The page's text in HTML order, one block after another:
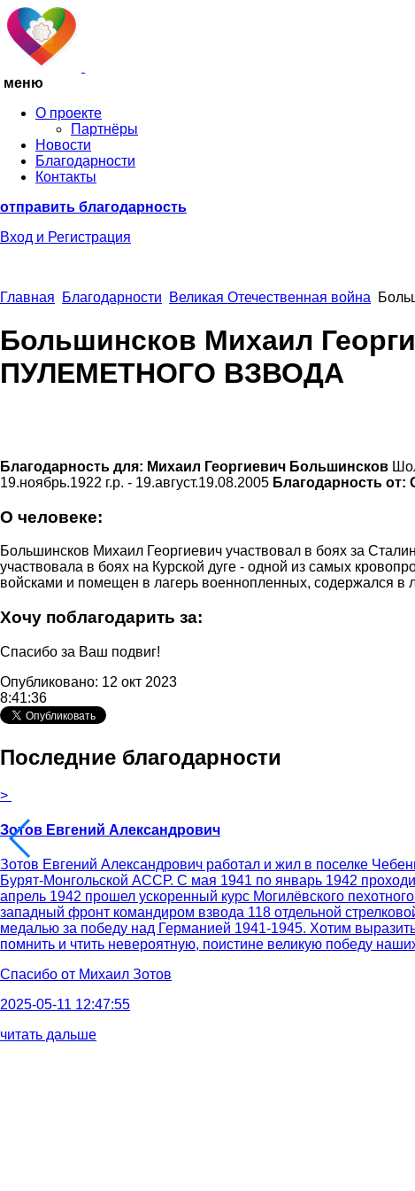
меню
О проекте
Партнёры
Новости
Благодарности
Контакты
отправить благодарность
Вход и Регистрация
Главная Благодарности Великая Отечественная война
Большинсков Михаил
ПУЛЕМЕТНОГО ВЗВОДА
Благодарность для: Михаил Георгиевич Большинсков
19.ноябрь.1922 г.р. - 19.август.19.08.2005 Благодарность от:
О человеке:
Большинсков Михаил Георгиевич участвовал в боях за
участвовала в боях на Курской дуге - одной из самых
войсками и помещен в лагерь военнопленных, содержался
Хочу поблагодарить за:
Спасибо за Ваш подвиг!
Опубликовано: 12 окт 2023
8:41:36
Последние благодарности
>
Зотов Евгений Александрович
Зотов Евгений Александрович работал и жил в поселке
Бурят-Монгольской АССР. С мая 1941 по январь 1942
апрель 1942 прошел ускоренный курс Могилёвского
западный фронт командиром взвода 118 отдельной
медалью за победу над Германией 1941-1945. Хотим
помнить и чтить невероятную, поистине великую победу
Спасибо от Михаил Зотов
2025-05-11 12:47:55
читать дальше